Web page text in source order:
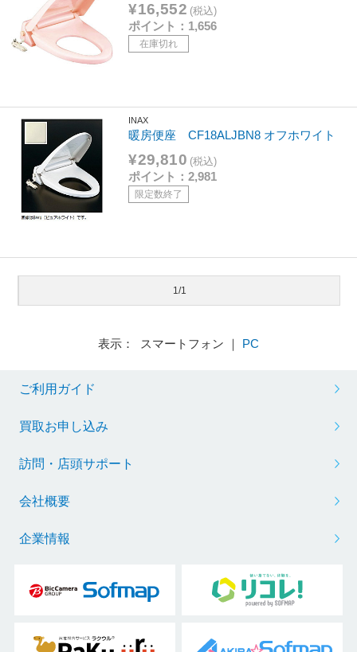
¥16,552 (税込)
ポイント：1,656
在庫切れ
INAX
暖房便座 CF18ALJBN8 オフホワイト
¥29,810 (税込)
ポイント：2,981
限定数終了
1/1
表示： スマートフォン ｜ PC
ご利用ガイド
買取お申し込み
訪問・店頭サポート
会社概要
企業情報